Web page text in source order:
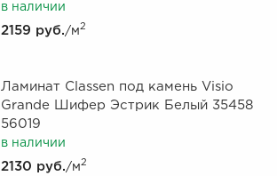
в наличии
2159 руб./м2
Ламинат Classen под камень Visio
Grande Шифер Эстрик Белый 35458
56019
в наличии
2130 руб./м2